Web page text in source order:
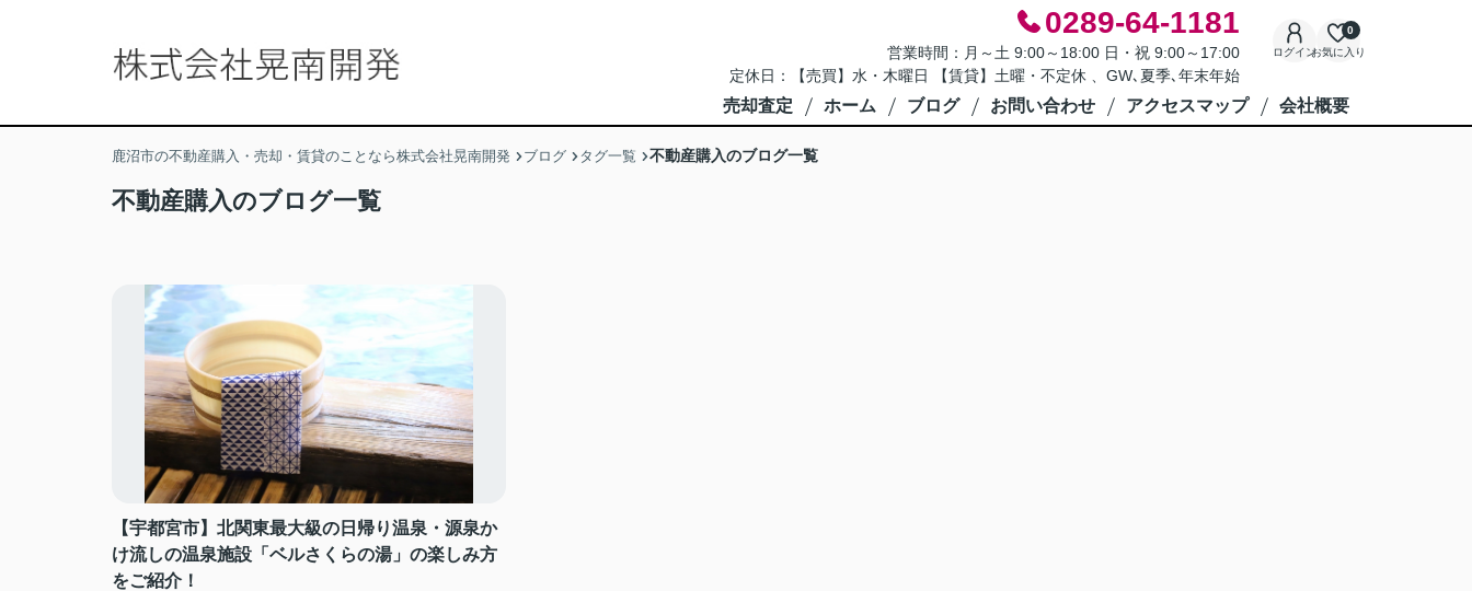
0289-64-1181
営業時間：月～土 9:00～18:00 日・祝 9:00～17:00
定休日：【売買】水・木曜日 【賃貸】土曜・不定休 、GW､夏季､年末年始
ログインお気に入り
0
売却査定 ホーム ブログ お問い合わせ アクセスマップ 会社概要
鹿沼市の不動産購入・売却・賃貸のことなら株式会社晃南開発 ブログ タグ一覧 不動産購入のブログ一覧
不動産購入のブログ一覧
【宇都宮市】北関東最大級の日帰り温泉・源泉か
け流しの温泉施設「ベルさくらの湯」の楽しみ方
をご紹介！